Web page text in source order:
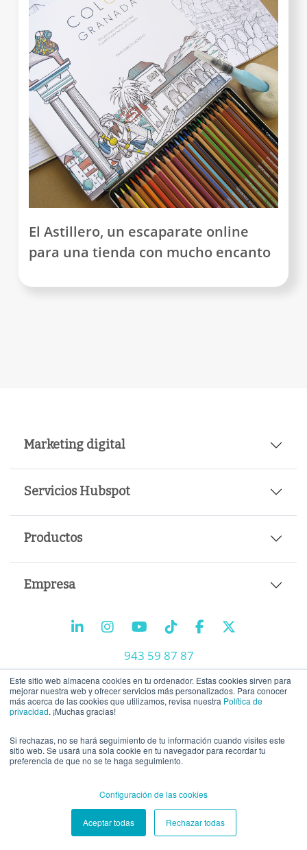
Este sitio web almacena cookies en tu ordenador. Estas cookies sirven para
mejorar nuestra web y ofrecer servicios más personalizados. Para conocer
más acerca de las cookies que utilizamos, revisa nuestra Política de
privacidad. ¡Muchas gracias!
Si rechazas, no se hará seguimiento de tu información cuando visites este
sitio web. Se usará una sola cookie en tu navegador para recordar tu
preferencia de que no se te haga seguimiento.
Configuración de las cookies
Aceptar todas Rechazar todas
El Astillero, un escaparate online
para una tienda con mucho encanto
Marketing digital
Servicios Hubspot
Productos
Empresa
943 59 87 87
info@tiralineas.digital
Trabaja con nosotros
Aviso legal - Política de privacidad -Política de cookies